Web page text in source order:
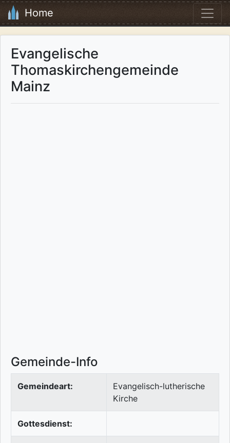
Home
Evangelische
Thomaskirchengemeinde
Mainz
Gemeinde-Info
Gemeindeart:
Evangelisch-lutherische
Kirche
Gottesdienst: